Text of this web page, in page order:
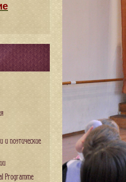
и поэтические
Programme